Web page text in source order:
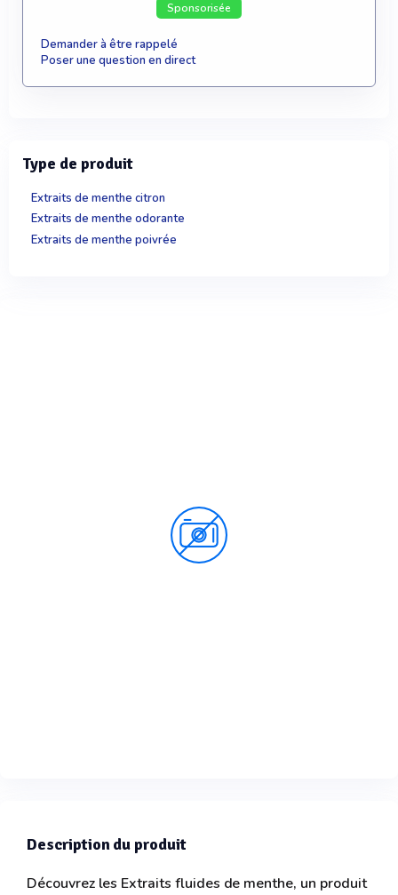
Description du produit
Découvrez les Extraits fluides de menthe, un produit
Sponsorisée
Demander à être rappelé
Poser une question en direct
Type de produit
Extraits de menthe citron
Extraits de menthe odorante
Extraits de menthe poivrée